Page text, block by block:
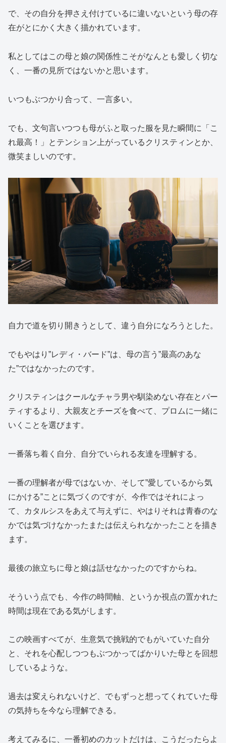
で、その自分を押さえ付けているに違いないという母の存
在がとにかく大きく描かれています。
私としてはこの母と娘の関係性こそがなんとも愛しく切な
く、一番の見所ではないかと思います。
いつもぶつかり合って、一言多い。
でも、文句言いつつも母がふと取った服を見た瞬間に「こ
れ最高！」とテンション上がっているクリスティンとか、
微笑ましいのです。
自力で道を切り開きうとして、違う自分になろうとした。
でもやはり”レディ・バード”は、母の言う”最高のあな
た”ではなかったのです。
クリスティンはクールなチャラ男や馴染めない存在とパー
ティするより、大親友とチーズを食べて、プロムに一緒に
いくことを選びます。
一番落ち着く自分、自分でいられる友達を理解する。
一番の理解者が母ではないか、そして”愛しているから気
にかける”ことに気づくのですが、今作ではそれによっ
て、カタルシスをあえて与えずに、やはりそれは青春のな
かでは気づけなかったまたは伝えられなかったことを描き
ます。
最後の旅立ちに母と娘は話せなかったのですからね。
そういう点でも、今作の時間軸、というか視点の置かれた
時間は現在である気がします。
この映画すべてが、生意気で挑戦的でもがいていた自分
と、それを心配しつつもぶつかってばかりいた母とを回想
しているような。
過去は変えられないけど、でもずっと想ってくれていた母
の気持ちを今なら理解できる。
考えてみるに、一番初めのカットだけは、こうだったらよ